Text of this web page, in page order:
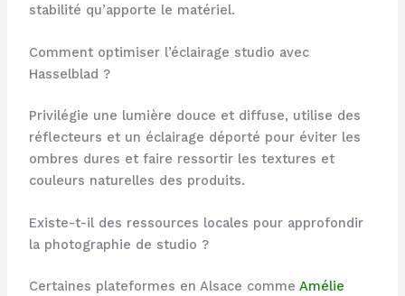
stabilité qu’apporte le matériel.
Comment optimiser l’éclairage studio avec
Hasselblad ?
Privilégie une lumière douce et diffuse, utilise des
réflecteurs et un éclairage déporté pour éviter les
ombres dures et faire ressortir les textures et
couleurs naturelles des produits.
Existe-t-il des ressources locales pour approfondir
la photographie de studio ?
Certaines plateformes en Alsace comme Amélie